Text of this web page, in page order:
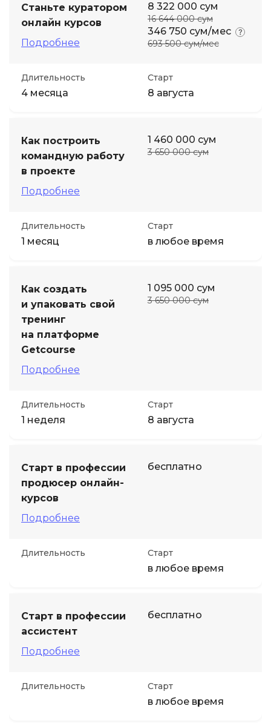
Станьте куратором
онлайн курсов
Подробнее
8 322 000 сум
16 644 000 сум
346 750 сум/мес
693 500 сум/мес
Длительность
4 месяца
Старт
8 августа
Как построить
командную работу
в проекте
Подробнее
1 460 000 сум
3 650 000 сум
Длительность
1 месяц
Старт
в любое время
Как создать
и упаковать свой
тренинг
на платформе
Getcourse
Подробнее
1 095 000 сум
3 650 000 сум
Длительность
1 неделя
Старт
8 августа
Старт в профессии
продюсер онлайн-
курсов
Подробнее
бесплатно
Длительность Старт
в любое время
Старт в профессии
ассистент
Подробнее
бесплатно
Длительность Старт
в любое время